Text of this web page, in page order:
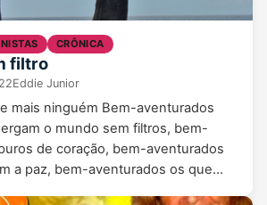
CRÔNICA
filtro
Eddie Junior
mais ninguém Bem-aventurados
o mundo sem filtros, bem-
de coração, bem-aventurados
a paz, bem-aventurados os que…